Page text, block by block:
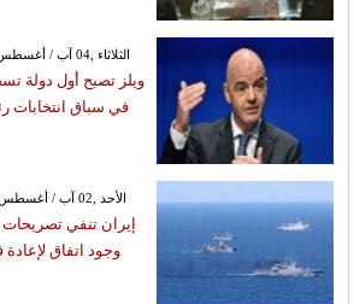
GMT 02:26 2026 الثلاثاء ,04 آب / أغسطس
ويلز تصبح أول دولة
في سباق انتخابات
GMT 13:55 2026 الأحد ,02 آب / أغسطس
إيران تنفي
وجود اتفاق